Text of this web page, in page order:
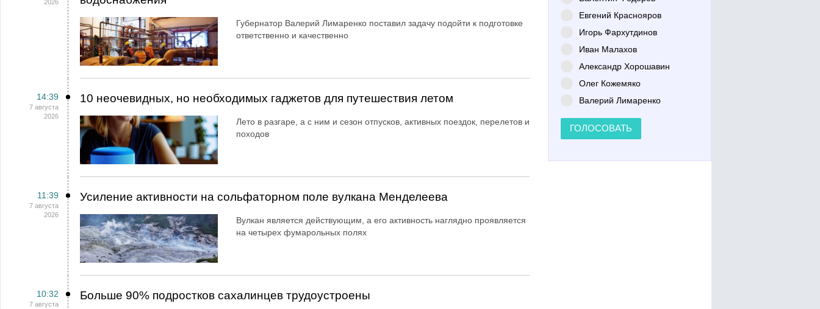
2026
Губернатор Валерий Лимаренко поставил задачу подойти к подготовке
ответственно и качественно
14:39
7 августа
2026
10 неочевидных, но необходимых гаджетов для путешествия летом
Лето в разгаре, а с ним и сезон отпусков, активных поездок, перелетов и
походов
11:39
7 августа
2026
Усиление активности на сольфаторном поле вулкана Менделеева
Вулкан является действующим, а его активность наглядно проявляется
на четырех фумарольных полях
10:32
7 августа
Больше 90% подростков сахалинцев трудоустроены
Евгений Краснояров
Игорь Фархутдинов
Иван Малахов
Александр Хорошавин
Олег Кожемяко
Валерий Лимаренко
ГОЛОСОВАТЬ